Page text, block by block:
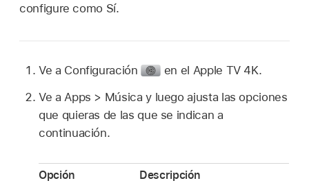
configure como Sí.
Ve a Configuración en el Apple TV 4K.
Ve aApps > Música y luego ajusta las opciones
que quieras de las que se indican a
continuación.
Opción Descripción